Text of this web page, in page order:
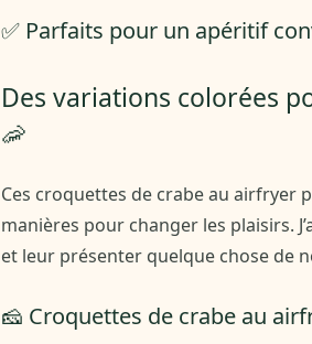
✅ Parfaits pour un apéritif
Des variations colorées
🦐
Ces croquettes de crabe au airfryer
manières pour changer les plaisirs.
et leur présenter quelque chose de
🧀 Croquettes de crabe au